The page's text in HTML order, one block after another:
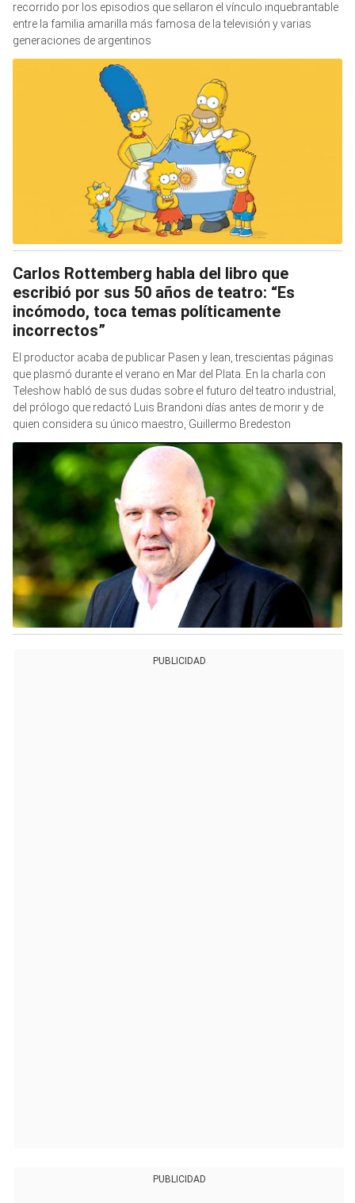
recorrido por los episodios que sellaron el vínculo inquebrantable
entre la familia amarilla más famosa de la televisión y varias
generaciones de argentinos
Carlos Rottemberg habla del libro que
escribió por sus 50 años de teatro: “Es
incómodo, toca temas políticamente
incorrectos”
El productor acaba de publicar Pasen y lean, trescientas páginas
que plasmó durante el verano en Mar del Plata. En la charla con
Teleshow habló de sus dudas sobre el futuro del teatro industrial,
del prólogo que redactó Luis Brandoni días antes de morir y de
quien considera su único maestro, Guillermo Bredeston
PUBLICIDAD
PUBLICIDAD